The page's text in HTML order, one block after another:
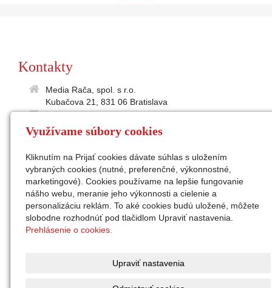
Kontakty
Media Rača, spol. s r.o.
Kubačova 21, 831 06 Bratislava
2021865197
medialne@raca.sk
Sekretariát: 02/49 11 24 31
konateľ: Ing. Peter Semanco
Facebook
Instagram
Využívame súbory cookies
Kliknutím na Prijať cookies dávate súhlas s uložením
vybraných cookies (nutné, preferenčné, výkonnostné,
marketingové). Cookies používame na lepšie fungovanie
nášho webu, meranie jeho výkonnosti a cielenie a
personalizáciu reklám. To aké cookies budú uložené, môžete
slobodne rozhodnúť pod tlačidlom Upraviť nastavenia.
Prehlásenie o cookies.
Upraviť nastavenia